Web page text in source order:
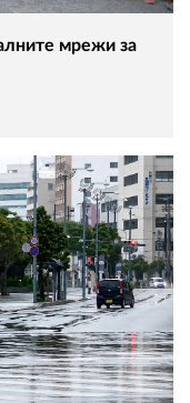
мрежи за